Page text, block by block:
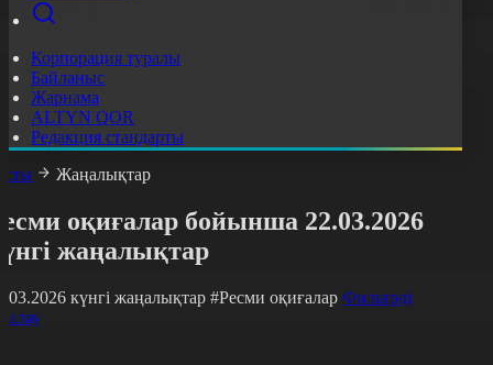
Корпорация туралы
Байланыс
Жарнама
ALTYN QOR
Редакция стандарты
Жаңалықтар
оқиғалар бойынша 22.03.2026
жаңалықтар
күнгі жаңалықтар #Ресми оқиғалар Фильтрді